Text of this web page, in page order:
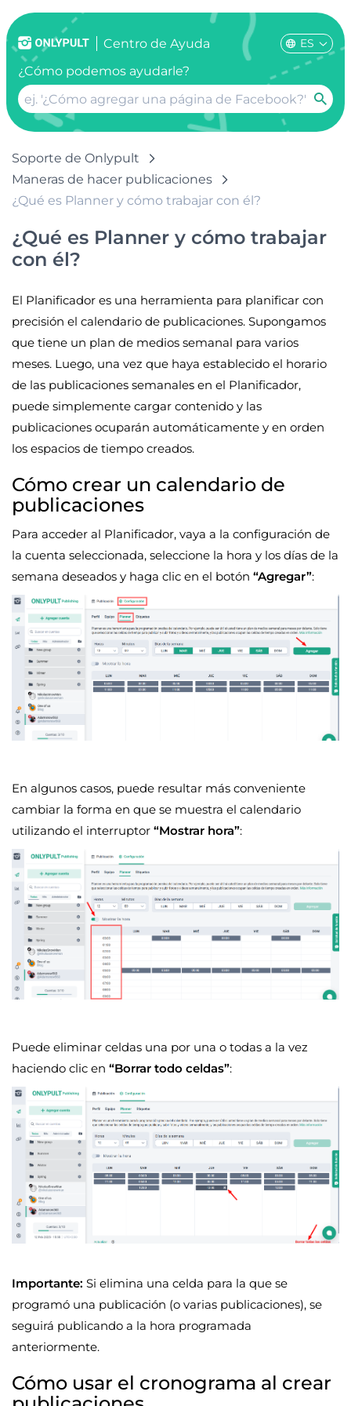
Centro de Ayuda ES
¿Cómo podemos ayudarle?
Soporte de Onlypult
Maneras de hacer publicaciones
¿Qué es Planner y cómo trabajar con él?
¿Qué es Planner y cómo trabajar
con él?
El Planificador es una herramienta para planificar con
precisión el calendario de publicaciones. Supongamos
que tiene un plan de medios semanal para varios
meses. Luego, una vez que haya establecido el horario
de las publicaciones semanales en el Planificador,
puede simplemente cargar contenido y las
publicaciones ocuparán automáticamente y en orden
los espacios de tiempo creados.
Cómo crear un calendario de
publicaciones
Para acceder al Planificador, vaya a la configuración de
la cuenta seleccionada, seleccione la hora y los días de la
semana deseados y haga clic en el botón “Agregar”:
En algunos casos, puede resultar más conveniente
cambiar la forma en que se muestra el calendario
utilizando el interruptor “Mostrar hora”:
Puede eliminar celdas una por una o todas a la vez
haciendo clic en “Borrar todo celdas”:
Importante: Si elimina una celda para la que se
programó una publicación (o varias publicaciones), se
seguirá publicando a la hora programada
anteriormente.
Cómo usar el cronograma al crear